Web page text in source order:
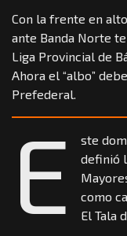
Con la frente en
ante Banda Norte
Liga Provincial de
Ahora el “albo”
Prefederal.
E
ste
definió
como
El Tala